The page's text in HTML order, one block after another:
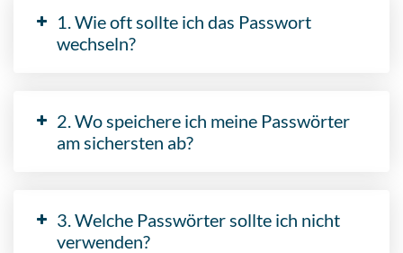
1. Wie oft sollte ich das Passwort
wechseln?
2. Wo speichere ich meine Passwörter
am sichersten ab?
3. Welche Passwörter sollte ich nicht
verwenden?